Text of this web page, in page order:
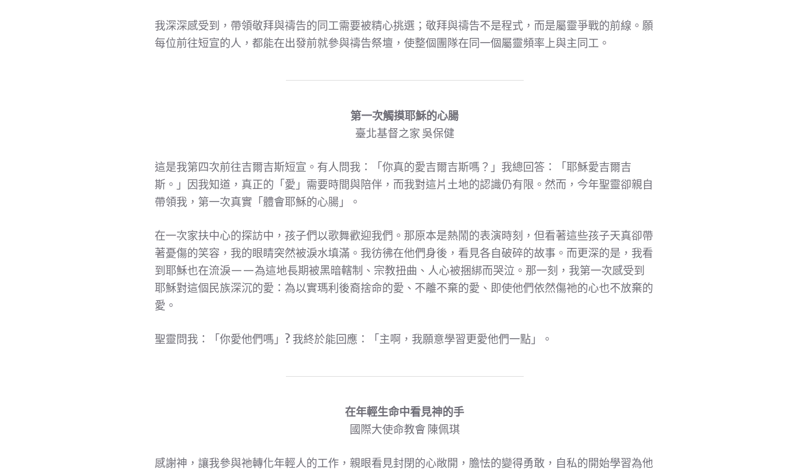
我深深感受到，帶領敬拜與禱告的同工需要被精心挑選；敬拜與禱告不是程式，而是屬靈爭戰的前線。願
每位前往短宣的人，都能在出發前就參與禱告祭壇，使整個團隊在同一個屬靈頻率上與主同工。
第一次觸摸耶穌的心腸
臺北基督之家 吳保健
這是我第四次前往吉爾吉斯短宣。有人問我：「你真的愛吉爾吉斯嗎？」我總回答：「耶穌愛吉爾吉
斯。」因我知道，真正的「愛」需要時間與陪伴，而我對這片土地的認識仍有限。然而，今年聖靈卻親自
帶領我，第一次真實「體會耶穌的心腸」。
在一次家扶中心的探訪中，孩子們以歌舞歡迎我們。那原本是熱鬧的表演時刻，但看著這些孩子天真卻帶
著憂傷的笑容，我的眼睛突然被淚水填滿。我彷彿在他們身後，看見各自破碎的故事。而更深的是，我看
到耶穌也在流淚——為這地長期被黑暗轄制、宗教扭曲、人心被捆綁而哭泣。那一刻，我第一次感受到
耶穌對這個民族深沉的愛：為以實瑪利後裔捨命的愛、不離不棄的愛、即使他們依然傷祂的心也不放棄的
愛。
聖靈問我：「你愛他們嗎」? 我終於能回應：「主啊，我願意學習更愛他們一點」。
在年輕生命中看見神的手
國際大使命教會 陳佩琪
感謝神，讓我參與祂轉化年輕人的工作，親眼看見封閉的心敞開，膽怯的變得勇敢，自私的開始學習為他